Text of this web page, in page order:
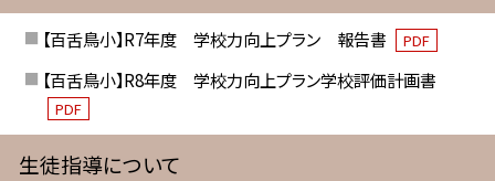
【百舌鳥小】R7年度 学校力向上プラン 報告書 PDF
【百舌鳥小】R8年度 学校力向上プラン学校評価計画書
PDF
生徒指導について